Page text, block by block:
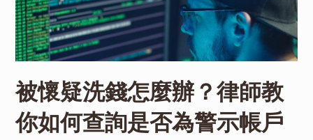
被懷疑洗錢怎麼辦？律師教
你如何查詢是否為警示帳戶